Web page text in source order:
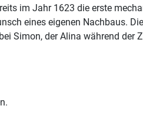
im Jahr 1623 die erste
eines eigenen Nachbaus.
Simon, der Alina während der